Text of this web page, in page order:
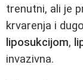
trenutni, ali je
krvarenja i
liposukcijom,
invazivna.